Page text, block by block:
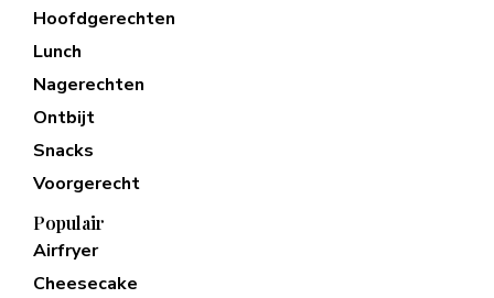
Hoofdgerechten
Lunch
Nagerechten
Ontbijt
Snacks
Voorgerecht
Populair
Airfryer
Cheesecake